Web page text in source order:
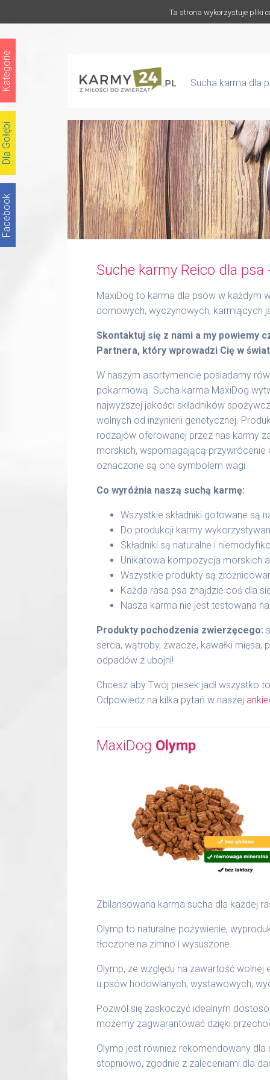
Ta strona wykorzystuje pliki
Sucha karma dla
Suche karmy Reico dla psa
MaxiDog to karma dla psów w każdym
domowych, wyczynowych, karmiących
Skontaktuj się z nami a my powiemy
Partnera, który wprowadzi Cię w
W naszym asortymencie posiadamy
pokarmową. Sucha karma MaxiDog
najwyższej jakości składników
wolnych od inżynierii genetycznej.
rodzajów oferowanej przez nas karmy
morskich, wspomagającą przywrócenie
oznaczone są one symbolem wagi.
Co wyróżnia naszą suchą karmę:
Wszystkie składniki gotowane są
Do produkcji karmy
Składniki są naturalne i
Unikatowa kompozycja morskich
Wszystkie produkty są
Każda rasa psa znajdzie coś dla
Nasza karma nie jest testowana
Produkty pochodzenia zwierzęcego:
serca, wątroby, żwacze, kawałki mięsa,
odpadów z ubojni!
Chcesz aby Twój piesek jadł wszystko
Odpowiedz na kilka pytań w naszej
MaxiDog Olymp
Zbilansowana karma sucha dla każdej
Olymp to naturalne pożywienie,
tłoczone na zimno i wysuszone.
Olymp, ze względu na zawartość wolnej
u psów hodowlanych, wystawowych,
Pozwól się zaskoczyć idealnym
możemy zagwarantować dzięki
Olymp jest również rekomendowany
stopniowo, zgodnie z zaleceniami dla
Facebook
Dla Gołębi
Kategorie